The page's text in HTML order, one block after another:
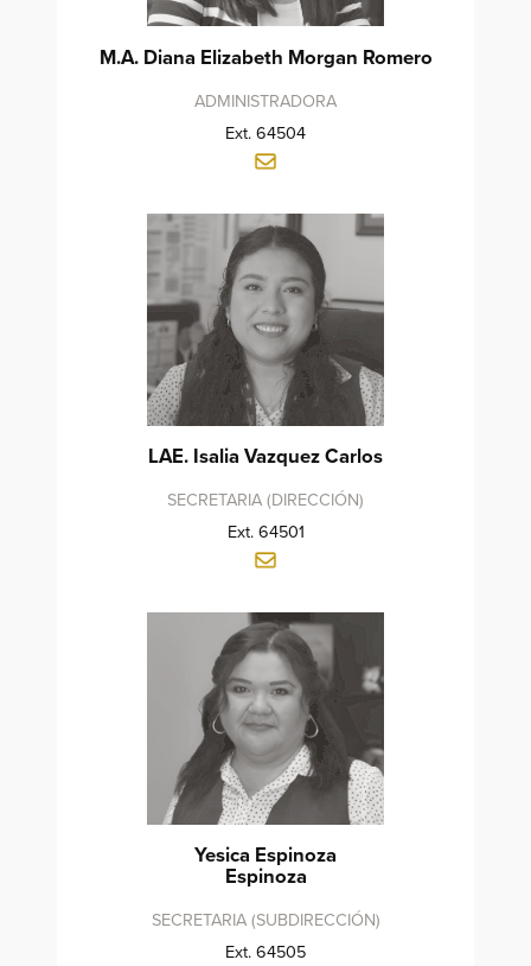
M.A. Diana Elizabeth Morgan Romero
ADMINISTRADORA
Ext. 64504
LAE. Isalia Vazquez Carlos
SECRETARIA (DIRECCIÓN)
Ext. 64501
Yesica Espinoza
Espinoza
SECRETARIA (SUBDIRECCIÓN)
Ext. 64505